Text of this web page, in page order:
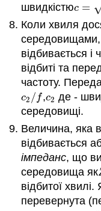
швидкістюc =
c =F t/
Коли хвиля
середовищами,
відбивається
відбиті та
частоту.
c2 / f
c2/ f ,c2
c2 де -
середовищі.
Величина, яка
відбивається
імпеданс, що
середовища як
відбитої
перевернута